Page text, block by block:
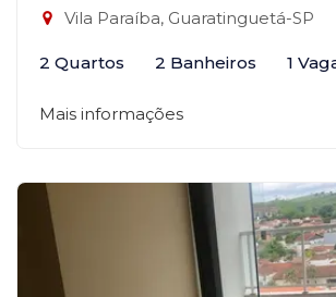
Vila Paraíba, Guaratinguetá-SP
2 Quartos 2 Banheiros 1
Mais informações